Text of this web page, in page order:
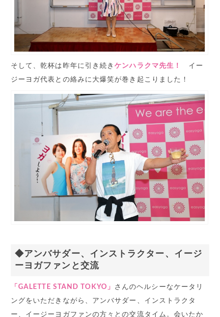
そして、乾杯は昨年に引き続きケンハラクマ先生！
イー
ジーヨガ代表との絡みに大爆笑が巻き起こりました！
◆アンバサダー、インストラクター、イージ
ーヨガファンと交流
「GALETTE STAND TOKYO」
さんのヘルシーなケータリ
ングをいただきながら、アンバサダー、インストラクタ
ー、イージーヨガファンの方々との交流タイム。会いたか